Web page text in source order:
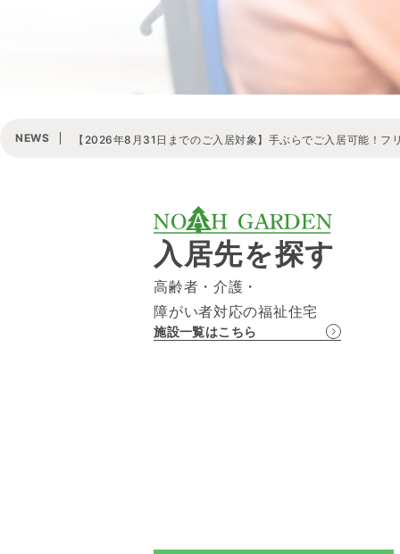
NEWS 【2026年8月31日までのご入居対象】手ぶらでご入居可能！フ
入居先を探す
高齢者・介護・
障がい者対応の福祉住宅
施設一覧はこちら